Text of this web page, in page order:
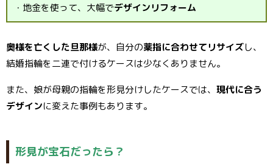
・地金を使って、大幅でデザインリフォーム
奥様を亡くした旦那様が、自分の薬指に合わせてリサイズし、
結婚指輪を二連で付けるケースは少なくありません。
また、娘が母親の指輪を形見分けしたケースでは、 現代に合う
デザインに変えた事例もあります。
形見が宝石だったら？